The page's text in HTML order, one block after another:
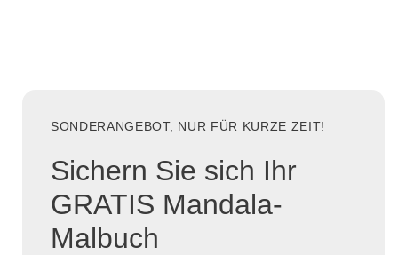
SONDERANGEBOT, NUR FÜR KURZE ZEIT!
Sichern Sie sich Ihr
GRATIS Mandala-
Malbuch